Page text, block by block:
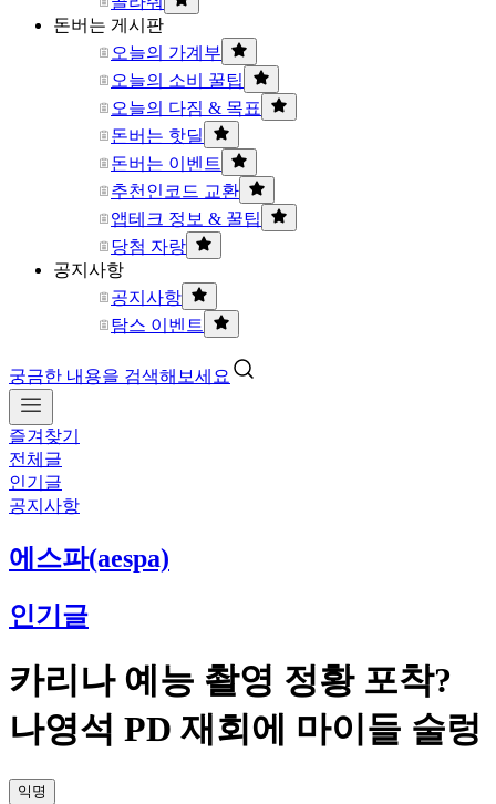
돈버는 게시판
오늘의 가계부
오늘의 소비 꿀팁
오늘의 다짐 & 목표
돈버는 핫딜
돈버는 이벤트
추천인코드 교환
앱테크 정보 & 꿀팁
당첨 자랑
공지사항
공지사항
탐스 이벤트
궁금한 내용을 검색해보세요
즐겨찾기
전체글
인기글
공지사항
에스파(aespa)
인기글
카리나 예능 촬영 정황 포착?
나영석 PD 재회에 마이들 술렁
익명